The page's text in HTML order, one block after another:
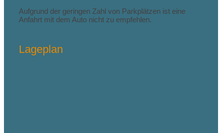
Aufgrund der geringen Zahl von Parkplätzen ist eine
Anfahrt mit dem Auto nicht zu empfehlen.
Lageplan